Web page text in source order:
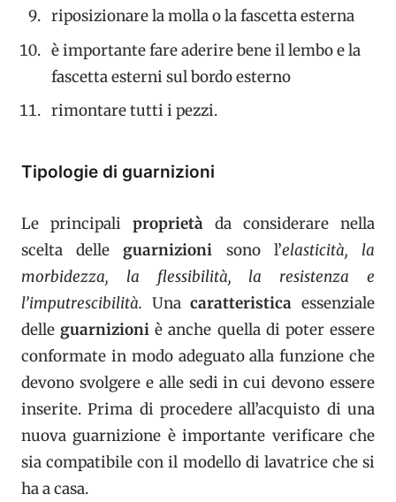
riposizionare la molla o la fascetta esterna
è importante fare aderire bene il lembo e la
fascetta esterni sul bordo esterno
rimontare tutti i pezzi.
Tipologie di guarnizioni
Le principali proprietà da considerare nella
scelta delleguarnizioni sono l’elasticità, la
morbidezza, la flessibilità, la resistenza e
l’imputrescibilità. Unacaratteristicaessenziale
delleguarnizioni è anche quella di poter essere
conformate in modo adeguato alla funzione che
devono svolgere e alle sedi in cui devono essere
inserite. Prima di procedere all’acquisto di una
nuova guarnizione è importante verificare che
sia compatibile con il modello di lavatrice che si
ha a casa.